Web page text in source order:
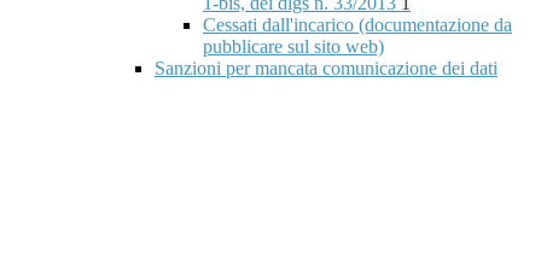
Cessati dall'incarico (documentazione da
pubblicare sul sito web)
Sanzioni per mancata comunicazione dei dati